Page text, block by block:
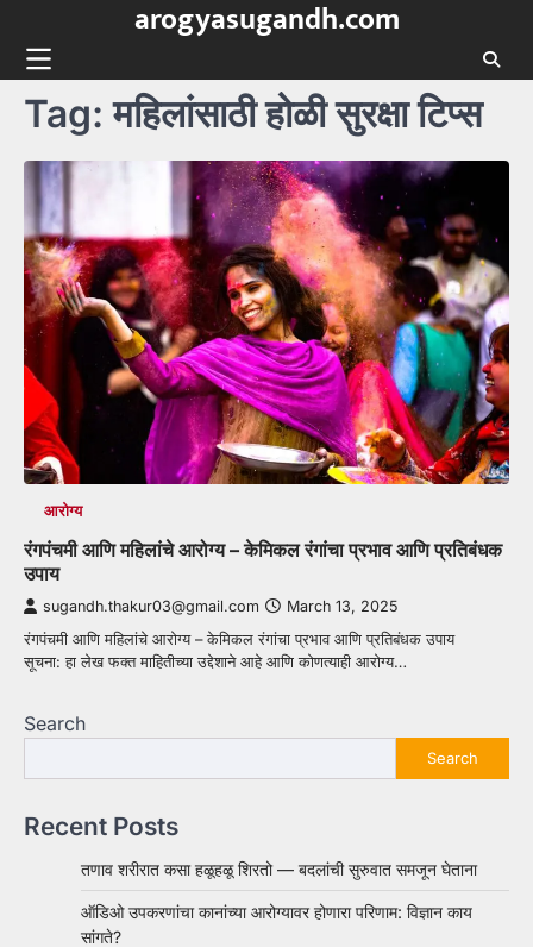
content
arogyasugandh.com
Tag:महिलांसाठी होळी सुरक्षा टिप्स
आरोग्य
रंगपंचमी आणि महिलांचे आरोग्य – केमिकल रंगांचा प्रभाव आणि प्रतिबंधक
उपाय
sugandh.thakur03@gmail.com March 13, 2025
रंगपंचमी आणि महिलांचे आरोग्य – केमिकल रंगांचा प्रभाव आणि प्रतिबंधक उपाय
सूचना: हा लेख फक्त माहितीच्या उद्देशाने आहे आणि कोणत्याही आरोग्य…
Search
Search
Recent Posts
तणाव शरीरात कसा हळूहळू शिरतो — बदलांची सुरुवात समजून घेताना
ऑडिओ उपकरणांचा कानांच्या आरोग्यावर होणारा परिणाम: विज्ञान काय
सांगते?